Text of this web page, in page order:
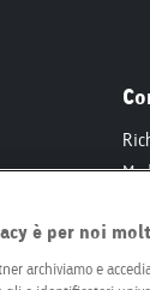
Le
è per noi
archiviamo e